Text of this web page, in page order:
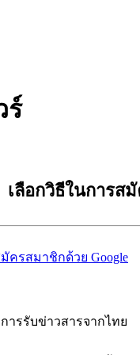
ร์
เลือกวิธีในการส
ครสมาชิกด้วย Google
ารรับข่าวสารจากไทย